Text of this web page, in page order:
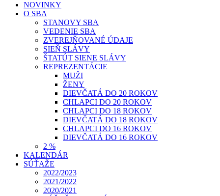
NOVINKY
O SBA
STANOVY SBA
VEDENIE SBA
ZVEREJŇOVANÉ ÚDAJE
SIEŇ SLÁVY
ŠTATÚT SIENE SLÁVY
REPREZENTÁCIE
MUŽI
ŽENY
DIEVČATÁ DO 20 ROKOV
CHLAPCI DO 20 ROKOV
CHLAPCI DO 18 ROKOV
DIEVČATÁ DO 18 ROKOV
CHLAPCI DO 16 ROKOV
DIEVČATÁ DO 16 ROKOV
2 %
KALENDÁR
SÚŤAŽE
2022/2023
2021/2022
2020/2021